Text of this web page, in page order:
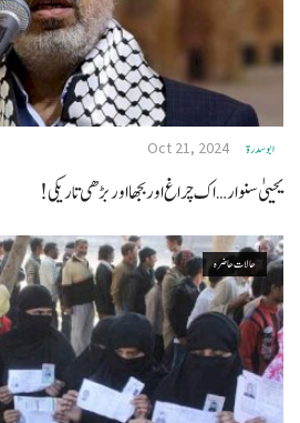
ابو سدرة Oct 21, 2024
یحییٰ سنوار … اک چراغ اور بجھا اور بڑھی تاریکی!
حالات حاضرہ